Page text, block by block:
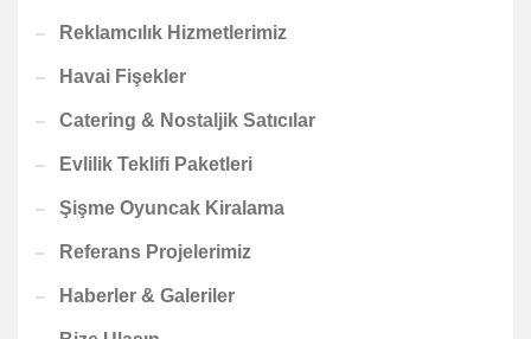
Reklamcılık Hizmetlerimiz
Havai Fişekler
Catering & Nostaljik Satıcılar
Evlilik Teklifi Paketleri
Şişme Oyuncak Kiralama
Referans Projelerimiz
Haberler & Galeriler